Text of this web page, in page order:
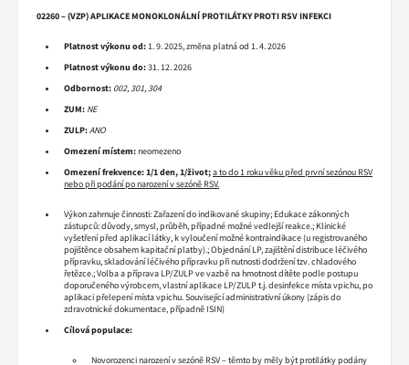
02260 – (VZP) APLIKACE MONOKLONÁLNÍ PROTILÁTKY PROTI RSV INFEKCI
Platnost výkonu od:1. 9. 2025, změna platná od 1. 4. 2026
Platnost výkonu do:31. 12. 2026
Odbornost: 002, 301, 304
ZUM: NE
ZULP:ANO
Omezení místem:neomezeno
Omezení frekvence: 1/1 den, 1/život;a to do 1 roku věku před první sezónou RSV
nebo při podání po narození v sezóně RSV.
Výkon zahrnuje činnosti: Zařazení do indikované skupiny; Edukace zákonných
zástupců: důvody, smysl, průběh, případné možné vedlejší reakce.; Klinické
vyšetření před aplikací látky, k vyloučení možné kontraindikace (u registrovaného
pojištěnce obsahem kapitační platby).; Objednání LP, zajištění distribuce léčivého
přípravku, skladování léčivého přípravku při nutnosti dodržení tzv. chladového
řetězce.; Volba a příprava LP/ZULP ve vazbě na hmotnost dítěte podle postupu
doporučeného výrobcem, vlastní aplikace LP/ZULP t.j. desinfekce místa vpichu, po
aplikaci přelepení místa vpichu. Související administrativní úkony (zápis do
zdravotnické dokumentace, případně ISIN)
Cílová populace:
Novorozenci narození v sezóně RSV – těmto by měly být protilátky podány